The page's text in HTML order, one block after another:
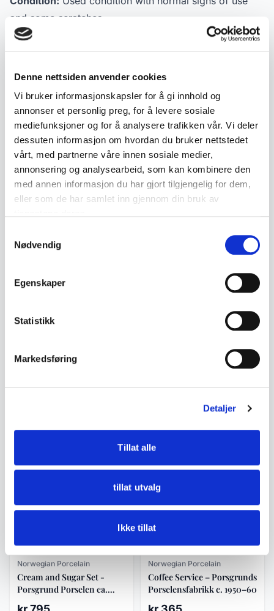
Denne nettsiden anvender cookies
Vi bruker informasjonskapsler for å gi innhold og
annonser et personlig preg, for å levere sosiale
mediefunksjoner og for å analysere trafikken vår. Vi deler
dessuten informasjon om hvordan du bruker nettstedet
vårt, med partnerne våre innen sosiale medier,
annonsering og analysearbeid, som kan kombinere den
med annen informasjon du har gjort tilgjengelig for dem,
eller som de har samlet inn gjennom din bruk av
Nødvendig
Egenskaper
Statistikk
Markedsføring
Detaljer
Tillat alle
tillat utvalg
Ikke tillat
and some scratches
Marking:
Product details
Brukt stand med normale bruksspor og noe riper
SKU:
2000000001760
Published:
27.03.2026
Similar products
Norwegian Porcelain
Pattern Dinner Plate 25 cm
Add to cart
with Lid, Straw Pattern
Add to cart
Norwegian Porcelain
Cream and Sugar Set -
Porsgrund Porselen ca.
Norwegian Porcelain
Coffee Service – Porsgrunds
Porselensfabrikk c. 1950–60